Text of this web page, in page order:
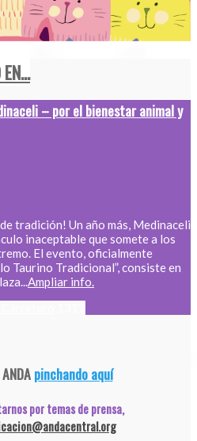
– por el bienestar animal y
tradición! Un año más, Medinaceli
inaceptable que somete a los
El evento, oficialmente
Taurino Tradicional”, consiste en
Ampliar info.
pinchando aquí
por temas de prensa,